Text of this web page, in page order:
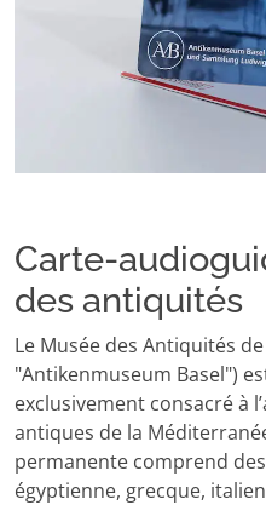
Carte-
des antiquités
Le Musée des Antiquités
"Antikenmuseum Basel")
exclusivement consacré à
antiques de la
permanente comprend
égyptienne, grecque,